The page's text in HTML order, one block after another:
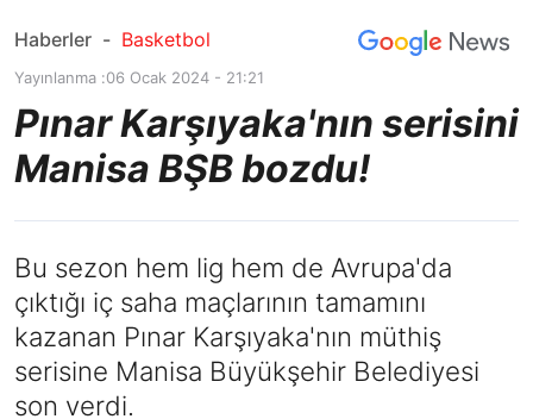
Haberler - Basketbol
Yayınlanma :06 Ocak 2024 - 21:21
Pınar Karşıyaka'nın serisini
Manisa BŞB bozdu!
Bu sezon hem lig hem de Avrupa'da
çıktığı iç saha maçlarının tamamını
kazanan Pınar Karşıyaka'nın müthiş
serisine Manisa Büyükşehir Belediyesi
son verdi.